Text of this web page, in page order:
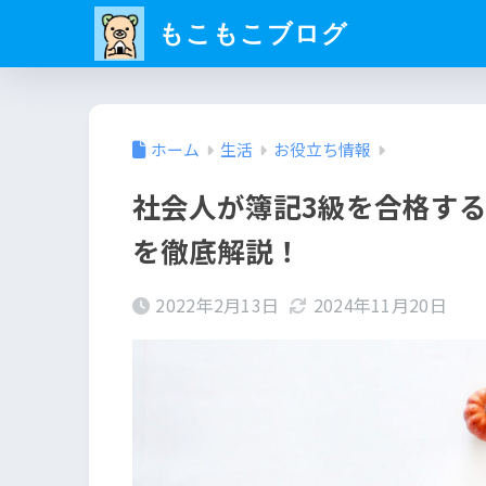
もこもこブログ
ホーム 生活 お役立ち情報
社会人が簿記3級を合格す
を徹底解説！
2022年2月13日 2024年11月20日